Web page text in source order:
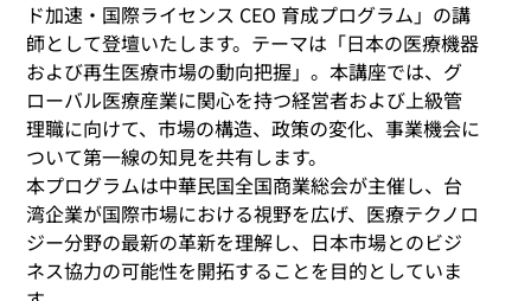
ド加速・国際ライセンス CEO 育成プログラム」の講
師として登壇いたします。テーマは「日本の医療機器
および再生医療市場の動向把握」。本講座では、グ
ローバル医療産業に関心を持つ経営者および上級管
理職に向けて、市場の構造、政策の変化、事業機会に
ついて第一線の知見を共有します。
本プログラムは中華民国全国商業総会が主催し、台
湾企業が国際市場における視野を広げ、医療テクノロ
ジー分野の最新の革新を理解し、日本市場とのビジ
ネス協力の可能性を開拓することを目的としていま